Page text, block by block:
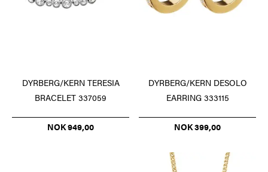
DYRBERG/KERN TERESIA
BRACELET 337059
NOK 949,00
DYRBERG/KERN DESOLO
EARRING 333115
NOK 399,00